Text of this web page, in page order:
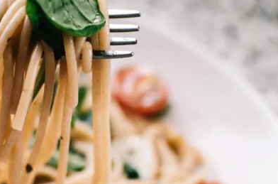
今晚吃什
一鍵配搭出三餸一湯的完美晚餐組